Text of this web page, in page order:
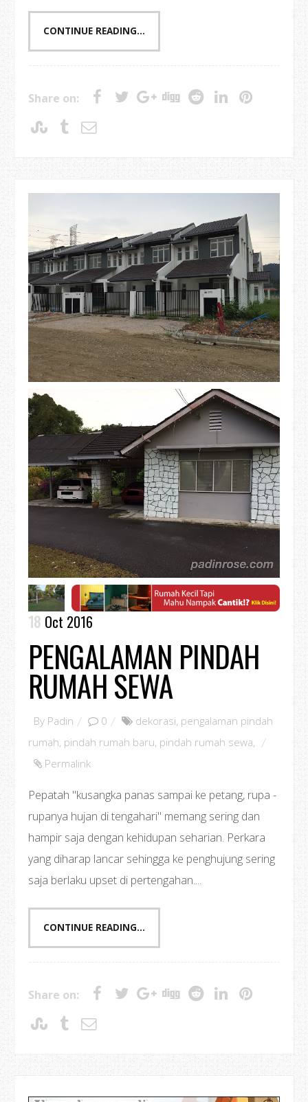
CONTINUE READING...
Share on:
18 Oct 2016
PENGALAMAN PINDAH
RUMAH SEWA
By Padin 0 dekorasi, pengalaman pindah
rumah, pindah rumah baru, pindah rumah sewa,
Permalink
Pepatah "kusangka panas sampai ke petang, rupa -
rupanya hujan di tengahari" memang sering dan
hampir saja dengan kehidupan seharian. Perkara
yang diharap lancar sehingga ke penghujung sering
saja berlaku upset di pertengahan....
CONTINUE READING...
Share on: